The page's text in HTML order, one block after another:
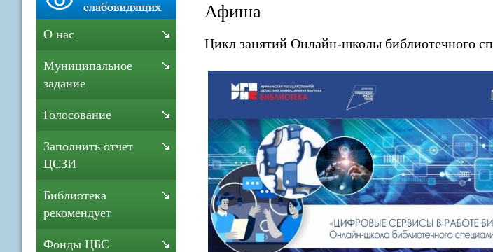
Афиша
Цикл занятий Онлайн-школы библиотечного
О нас
Муниципальное
задание
Голосование
Заполнить отчет
ЦСЗИ
Библиотека
рекомендует
Фонды ЦБС